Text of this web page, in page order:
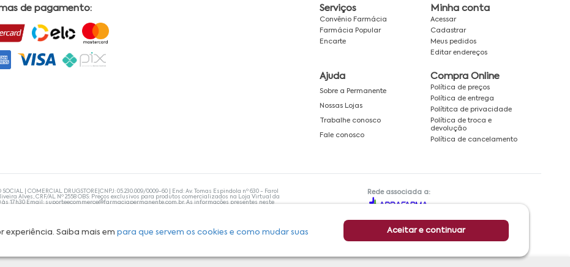
experiência. Saiba mais empara que servem os cookies e como mudar suas
Aceitar e continuar
de pagamento: Serviços
Convênio Farmácia
Farmácia Popular
Encarte
Minha conta
Acessar
Cadastrar
Meus pedidos
Editar endereços
Ajuda
Sobre a Permanente
Nossas Lojas
Trabalhe conosco
Fale conosco
Compra Online
Política de preços
Política de entrega
Polítitca de privacidade
Política de troca e
devolução
Política de cancelamento
| COMERCIAL DRUGSTORE|CNPJ: 05.230.009/0009-60 | End: Av. Tomas Espindola nº 630 - Farol
Alves, CRF/AL Nº 2558 OBS: Preços exclusivos para produtos comercializados na Loja Virtual da
17h30 Email: suporteecommerce@farmaciapermanente.com.br. As informações presentes neste
as orientações de um profissional da área médica. Apenas o médico está capacitado para
persistirem, um médico deve ser consultado. A Farmácia Permanente trabalha com as
compras com tranquilidade. A privacidade e a segurança dos clientes são compromissos da
da disponibilidade de produto em nosso estoque.
Rede associada a: